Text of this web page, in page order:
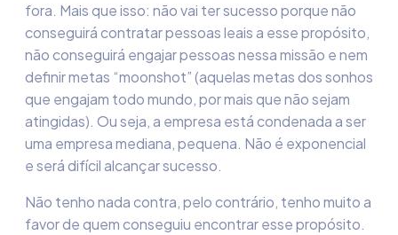
fora. Mais que isso: não vai ter sucesso porque não
conseguirá contratar pessoas leais a esse propósito,
não conseguirá engajar pessoas nessa missão e nem
definir metas “moonshot” (aquelas metas dos sonhos
que engajam todo mundo, por mais que não sejam
atingidas). Ou seja, a empresa está condenada a ser
uma empresa mediana, pequena. Não é exponencial
e será difícil alcançar sucesso.
Não tenho nada contra, pelo contrário, tenho muito a
favor de quem conseguiu encontrar esse propósito.